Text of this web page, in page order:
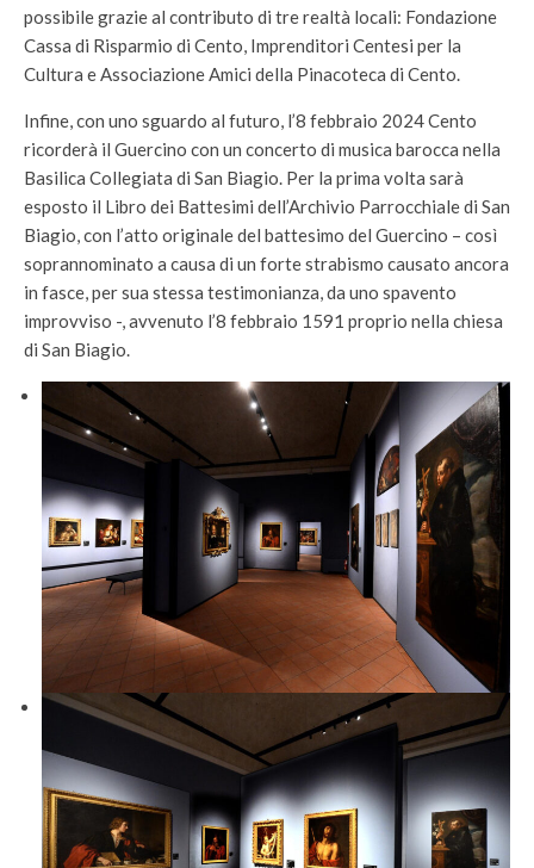
possibile grazie al contributo di tre realtà locali: Fondazione
Cassa di Risparmio di Cento, Imprenditori Centesi per la
Cultura e Associazione Amici della Pinacoteca di Cento.
Infine, con uno sguardo al futuro, l’8 febbraio 2024 Cento
ricorderà il Guercino con un concerto di musica barocca nella
Basilica Collegiata di San Biagio. Per la prima volta sarà
esposto il Libro dei Battesimi dell’Archivio Parrocchiale di San
Biagio, con l’atto originale del battesimo del Guercino – così
soprannominato a causa di un forte strabismo causato ancora
in fasce, per sua stessa testimonianza, da uno spavento
improvviso -, avvenuto l’8 febbraio 1591 proprio nella chiesa
di San Biagio.